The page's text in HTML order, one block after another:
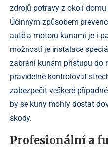
zdrojů potravy z okolí domu
Účinným způsobem
autě a motoru kunami je i
možností je instalace
zabrání kunám přístupu do
pravidelně kontrolovat
zabezpečit veškeré
by se kuny mohly dostat
škody.
Profesionální a